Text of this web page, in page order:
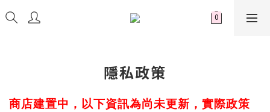
隱私政策
商店建置中，以下資訊為尚未更新，實際政策